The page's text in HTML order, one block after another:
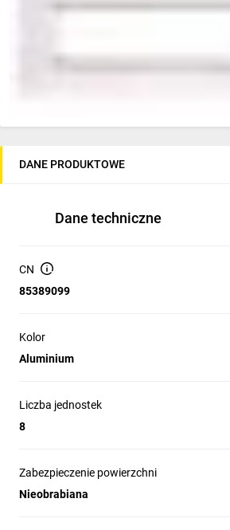
DANE PRODUKTOWE
Dane techniczne
CN
85389099
Kolor
Aluminium
Liczba jednostek
8
Zabezpieczenie powierzchni
Nieobrabiana